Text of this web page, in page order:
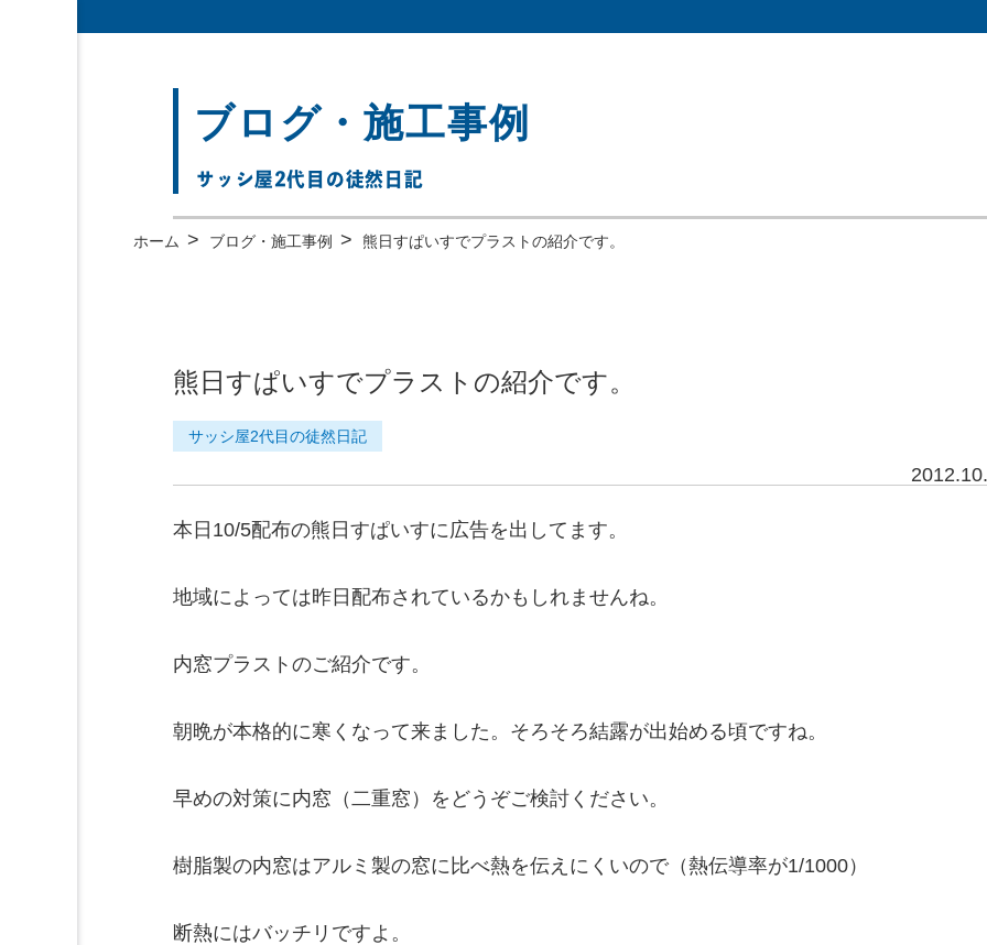
ブログ・施工事例
サッシ屋2代目の徒然日記
ホーム > ブログ・施工事例 > 熊日すぱいすでプラストの紹介です。
熊日すぱいすでプラストの紹介です。
サッシ屋2代目の徒然日記
本日10/5配布の熊日すぱいすに広告を出してます。
地域によっては昨日配布されているかもしれませんね。
内窓プラストのご紹介です。
朝晩が本格的に寒くなって来ました。そろそろ結露が出始める頃ですね。
早めの対策に内窓（二重窓）をどうぞご検討ください。
樹脂製の内窓はアルミ製の窓に比べ熱を伝えにくいので（熱伝導率が1/1000）
断熱にはバッチリですよ。